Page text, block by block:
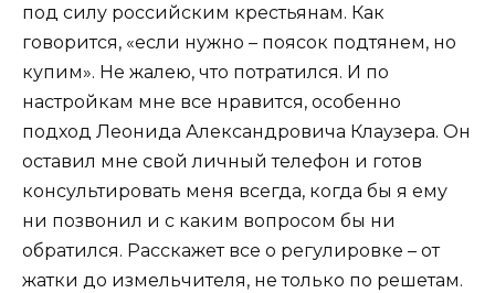
под силу российским крестьянам. Как
говорится, «если нужно – поясок подтянем, но
купим». Не жалею, что потратился. И по
настройкам мне все нравится, особенно
подход Леонида Александровича Клаузера. Он
оставил мне свой личный телефон и готов
консультировать меня всегда, когда бы я ему
ни позвонил и с каким вопросом бы ни
обратился. Расскажет все о регулировке – от
жатки до измельчителя, не только по решетам.